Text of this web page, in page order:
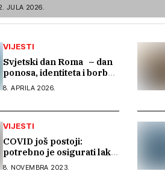
JULA 2026.
VIJESTI
Svjetski dan Roma – dan
ponosa, identiteta i borbe
za ravnopravnost
8. APRILA 2026.
VIJESTI
COVID još postoji:
potrebno je osigurati lakši
pristup zdravstvenim
institucijama
8. NOVEMBRA 2023.